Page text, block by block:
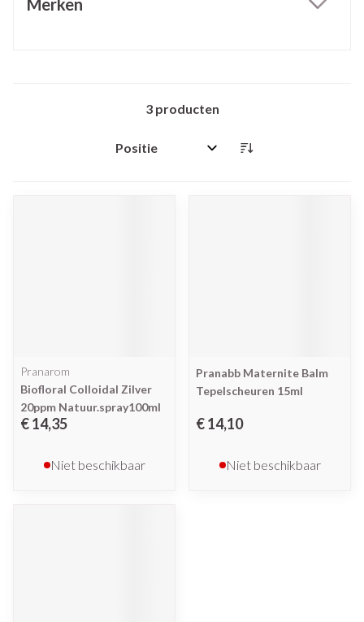
Merken
3producten
Sorteer op:
Pranarom
Biofloral Colloidal Zilver
20ppm Natuur.spray100ml
€ 14,35
Niet beschikbaar
Pranabb Maternite Balm
Tepelscheuren 15ml
€ 14,10
Niet beschikbaar